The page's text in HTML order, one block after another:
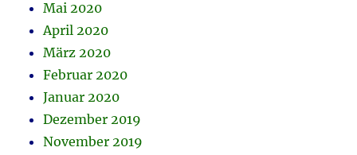
Mai 2020
April 2020
März 2020
Februar 2020
Januar 2020
Dezember 2019
November 2019